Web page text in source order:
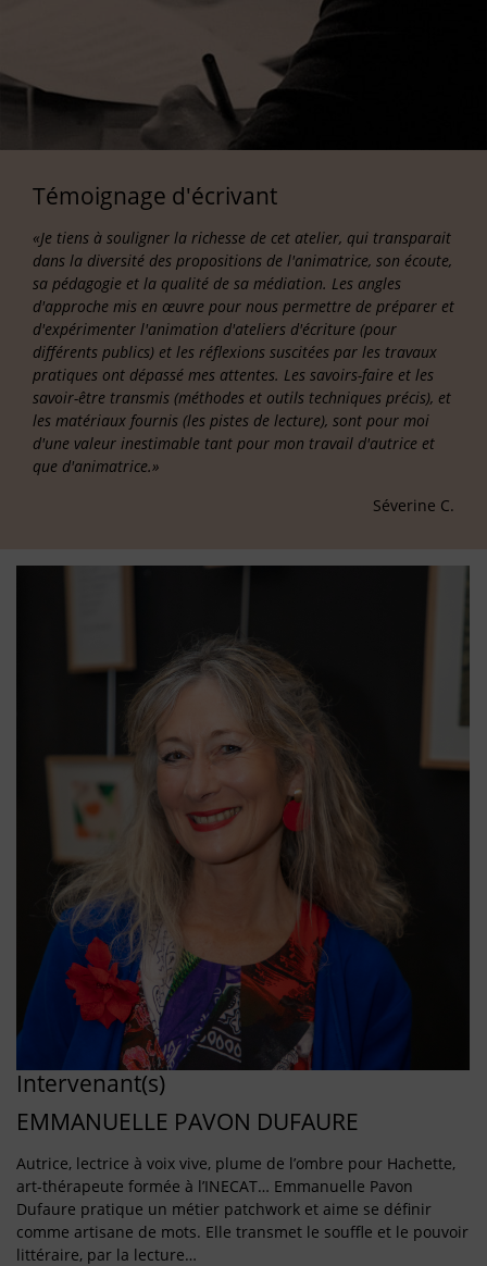
Témoignage d'écrivant
«Je tiens à souligner la richesse de cet atelier, qui transparait
dans la diversité des propositions de l'animatrice, son écoute,
sa pédagogie et la qualité de sa médiation. Les angles
d'approche mis en œuvre pour nous permettre de préparer et
d'expérimenter l'animation d'ateliers d'écriture (pour
différents publics) et les réflexions suscitées par les travaux
pratiques ont dépassé mes attentes. Les savoirs-faire et les
savoir-être transmis (méthodes et outils techniques précis), et
les matériaux fournis (les pistes de lecture), sont pour moi
d'une valeur inestimable tant pour mon travail d'autrice et
que d'animatrice.»
Séverine C.
Intervenant(s)
EMMANUELLE PAVON DUFAURE
Autrice, lectrice à voix vive, plume de l’ombre pour Hachette,
art-thérapeute formée à l’INECAT… Emmanuelle Pavon
Dufaure pratique un métier patchwork et aime se définir
comme artisane de mots. Elle transmet le souffle et le pouvoir
littéraire, par la lecture…